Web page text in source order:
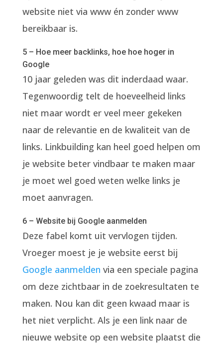
website niet via www én zonder www
bereikbaar is.
5 – Hoe meer backlinks, hoe hoe hoger in
Google
10 jaar geleden was dit inderdaad waar.
Tegenwoordig telt de hoeveelheid links
niet maar wordt er veel meer gekeken
naar de relevantie en de kwaliteit van de
links. Linkbuilding kan heel goed helpen om
je website beter vindbaar te maken maar
je moet wel goed weten welke links je
moet aanvragen.
6 – Website bij Google aanmelden
Deze fabel komt uit vervlogen tijden.
Vroeger moest je je website eerst bij
Google aanmelden via een speciale pagina
om deze zichtbaar in de zoekresultaten te
maken. Nou kan dit geen kwaad maar is
het niet verplicht. Als je een link naar de
nieuwe website op een website plaatst die